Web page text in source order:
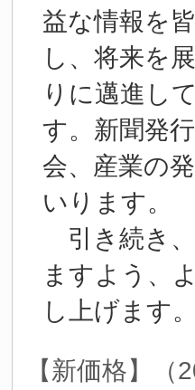
益な情報を
し、将来を
りに邁進し
す。新聞発
会、産業の
いります。
引き続き
ますよう、
し上げます
【新価格】